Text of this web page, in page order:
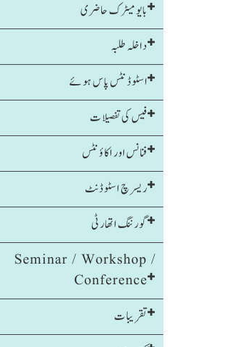
بایومیٹرک حاضری
داخلہ طلبہ
اسٹوڈنٹس پاس ہوئے
فیس کی تفصیلات
فنانس اور اکاؤنٹس
ریسرچ اسٹوڈنٹ
گورننگ اتھارٹی
Seminar / Workshop /
Conference
تقریبات